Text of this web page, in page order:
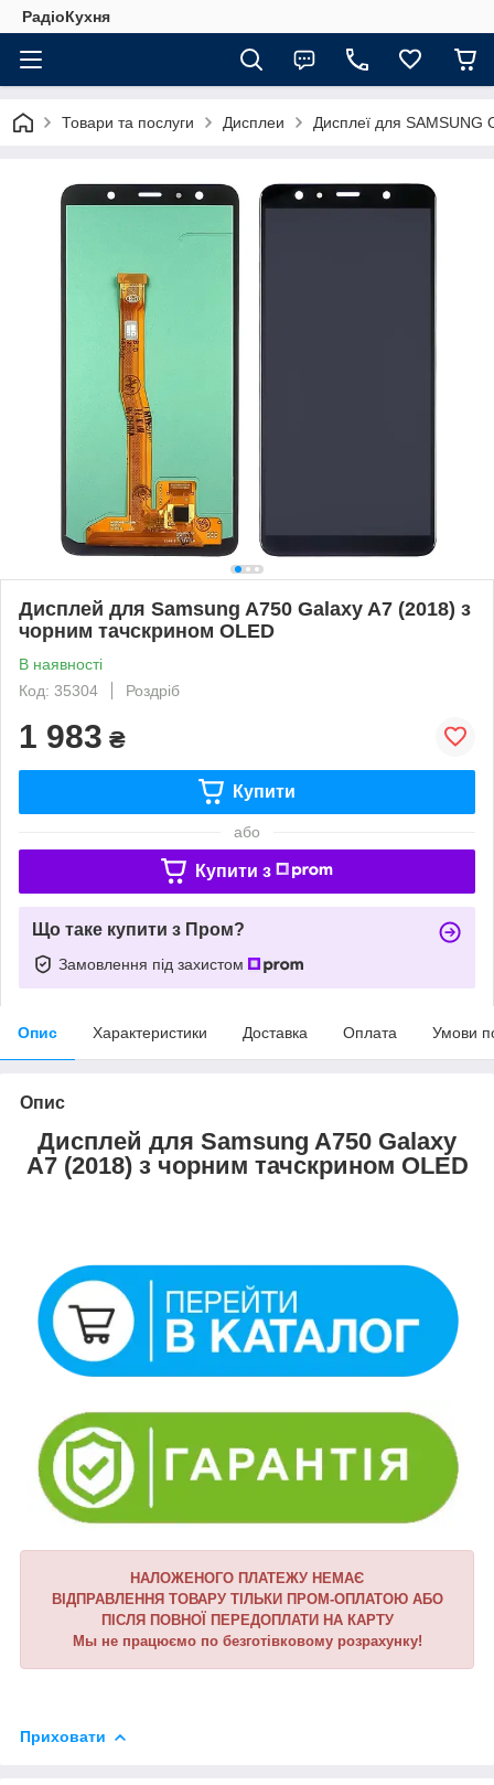
РадіоКухня
Товари та послуги Дисплеи Дисплеї для SAMSUNG
Дисплей для Samsung A750 Galaxy A7 (2018) з
чорним тачскрином OLED
В наявності
Код: 35304
Роздріб
1 983 ₴
Купити
або
Купити з
Що таке купити з Пром?
Замовлення під захистом
Опис Характеристики Доставка Оплата Умови
Опис
Дисплей для Samsung A750 Galaxy
A7 (2018) з чорним тачскрином OLED
НАЛОЖЕНОГО ПЛАТЕЖУ НЕМАЄ
ВІДПРАВЛЕННЯ ТОВАРУ ТІЛЬКИ ПРОМ-ОПЛАТОЮ АБО
ПІСЛЯ ПОВНОЇ ПЕРЕДОПЛАТИ НА КАРТУ
Мы не працюємо по безготівковому розрахунку!
Приховати